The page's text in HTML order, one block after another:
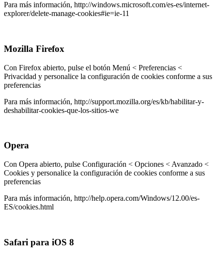
Para más información, http://windows.microsoft.com/es-es/internet-
explorer/delete-manage-cookies#ie=ie-11
Mozilla Firefox
Con Firefox abierto, pulse el botón Menú < Preferencias <
Privacidad y personalice la configuración de cookies conforme a sus
preferencias
Para más información, http://support.mozilla.org/es/kb/habilitar-y-
deshabilitar-cookies-que-los-sitios-we
Opera
Con Opera abierto, pulse Configuración < Opciones < Avanzado <
Cookies y personalice la configuración de cookies conforme a sus
preferencias
Para más información, http://help.opera.com/Windows/12.00/es-
ES/cookies.html
Safari para iOS 8